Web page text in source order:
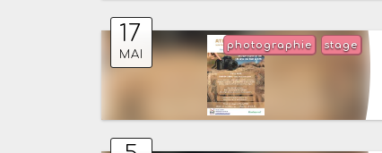
17
MAI
stage
photographie